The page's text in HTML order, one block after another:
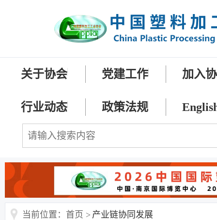
关于协会 党建工作 加入
行业动态 政策法规
当前位置：首页 > 产业链协同发展